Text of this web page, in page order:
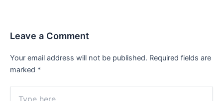
Leave a Comment
Your email address will not be published. Required fields are
marked *